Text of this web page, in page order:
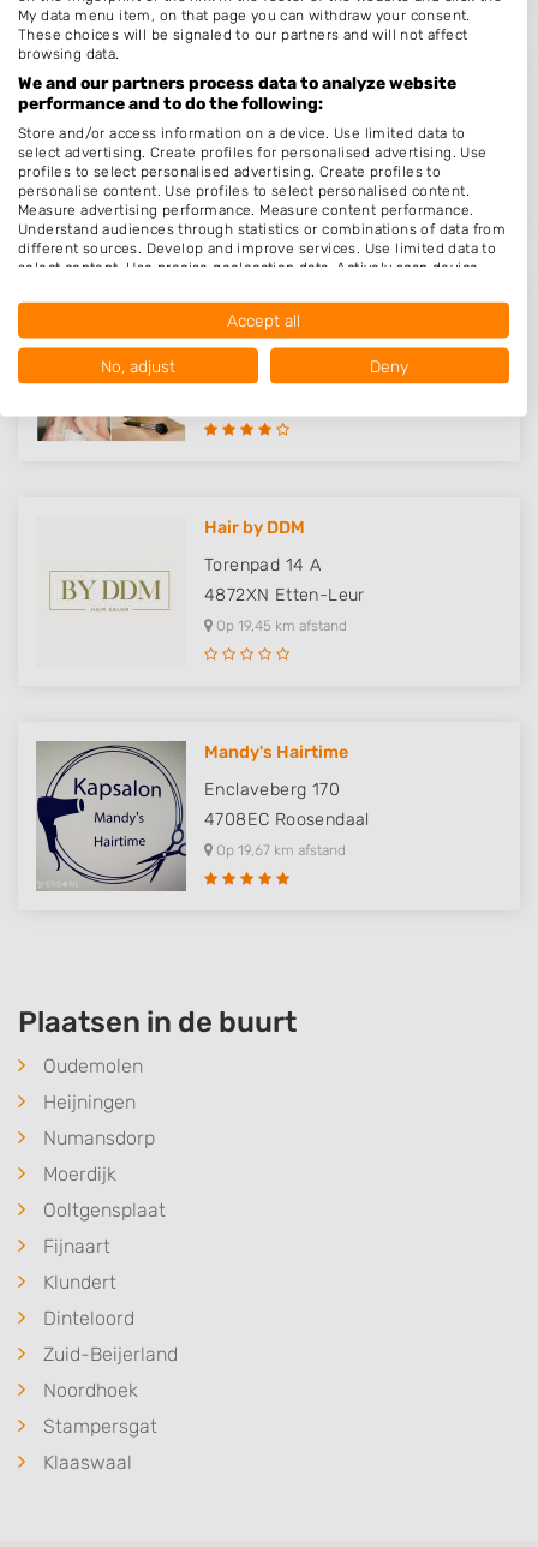
Dames- en Herenkapsalon Carella
Theemsweg 57 E
3201LT Spijkenisse
Op 18,68 km afstand
House of Beauty Lorraine
Polderlaan 8
Middelharnis
Hair by DDM
Torenpad 14 A
4872XN Etten-Leur
Op 19,45 km afstand
Mandy's Hairtime
Enclaveberg 170
4708EC Roosendaal
Op 19,67 km afstand
Plaatsen in de buurt
Oudemolen
Heijningen
Numansdorp
Moerdijk
Ooltgensplaat
Fijnaart
Klundert
Dinteloord
Zuid-Beijerland
Noordhoek
Stampersgat
Klaaswaal
My data menu item, on that page you can withdraw your consent.
These choices will be signaled to our partners and will not affect
browsing data.
We and our partners process data to analyze website
performance and to do the following:
Store and/or access information on a device. Use limited data to
select advertising. Create profiles for personalised advertising. Use
profiles to select personalised advertising. Create profiles to
personalise content. Use profiles to select personalised content.
Measure advertising performance. Measure content performance.
Understand audiences through statistics or combinations of data from
different sources. Develop and improve services. Use limited data to
select content. Use precise geolocation data. Actively scan device
Data may be shared outside of the European Union and send to the
Your consent and the cookie policy applies solely to this website/app.
View Partner List (1016 IAB Vendors)
We use your data for the following purposes:
IAB processing purposes:
Use limited data to select advertising
Create profiles for personalised advertising
Use profiles to select personalised
Use profiles to select personalised content
Measure advertising performance
Measure content performance
Understand audiences through statistics
Use limited data to select content
IAB Special Features:
Use precise geolocation data
actively requested
Non-IAB processing purposes:
Necessary
Performance
Functional
Accept all
No, adjust Deny